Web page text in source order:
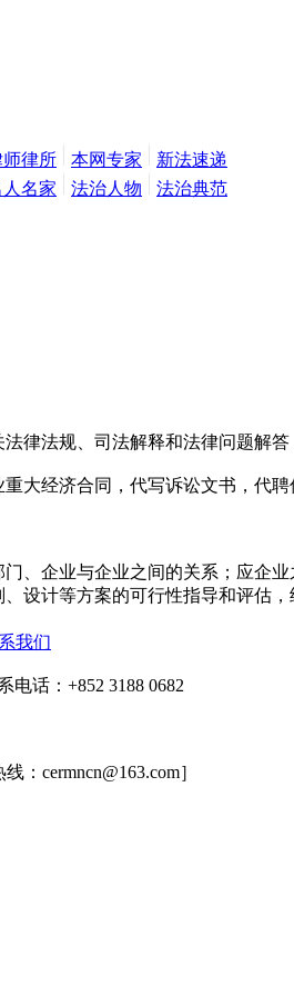
师律所 本网专家
新法速递
名家 法治人物
法治典范
法规、司法解释和法律问题解答
经济合同，代写诉讼文书，代聘
企业与企业之间的关系；应企
设计等方案的可行性指导和评估
我们
话：+852 3188 0682
：cermncn@163.com］